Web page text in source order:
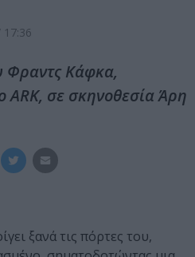
17:36
Φραντς Κάφκα,
ARK, σε σκηνοθεσία Άρη
ξανά τις πόρτες του,